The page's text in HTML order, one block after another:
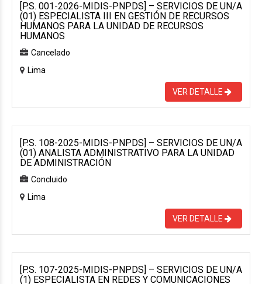
[P.S. 001-2026-MIDIS-PNPDS] – SERVICIOS DE UN/A
(01) ESPECIALISTA III EN GESTIÓN DE RECURSOS
HUMANOS PARA LA UNIDAD DE RECURSOS
HUMANOS
Cancelado
Lima
VER DETALLE
[P.S. 108-2025-MIDIS-PNPDS] – SERVICIOS DE UN/A
(01) ANALISTA ADMINISTRATIVO PARA LA UNIDAD
DE ADMINISTRACIÓN
Concluido
Lima
VER DETALLE
[P.S. 107-2025-MIDIS-PNPDS] – SERVICIOS DE UN/A
(1) ESPECIALISTA EN REDES Y COMUNICACIONES